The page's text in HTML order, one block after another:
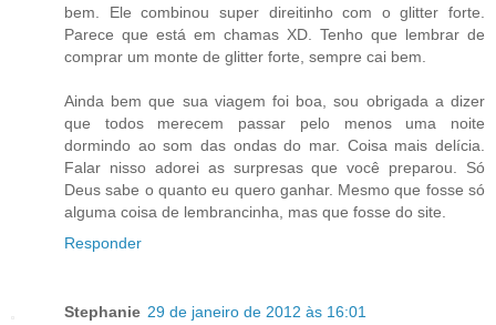
bem. Ele combinou super direitinho com o glitter forte.
Parece que está em chamas XD. Tenho que lembrar de
comprar um monte de glitter forte, sempre cai bem.
Ainda bem que sua viagem foi boa, sou obrigada a dizer
que todos merecem passar pelo menos uma noite
dormindo ao som das ondas do mar. Coisa mais delícia.
Falar nisso adorei as surpresas que você preparou. Só
Deus sabe o quanto eu quero ganhar. Mesmo que fosse só
alguma coisa de lembrancinha, mas que fosse do site.
Responder
Stephanie 29 de janeiro de 2012 às 16:01